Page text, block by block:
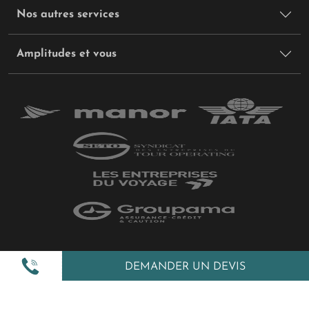
DEMANDER UN DEVIS
Nos autres services
Amplitudes et vous
Plan du site
Politique de confidentialité